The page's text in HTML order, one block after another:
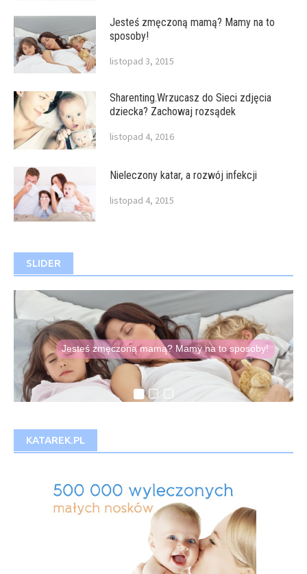
Jesteś zmęczoną mamą? Mamy na to
sposoby!
listopad 3, 2015
Sharenting.Wrzucasz do Sieci zdjęcia
dziecka? Zachowaj rozsądek
listopad 4, 2016
Nieleczony katar, a rozwój infekcji
listopad 4, 2015
SLIDER
Jesteś zmęczoną mamą? Mamy na to sposoby!
O zaletach i wadach
Co sleepingu
Domowe sposoby na zabkowanie
Koniecznie przeczytaj
KATAREK.PL